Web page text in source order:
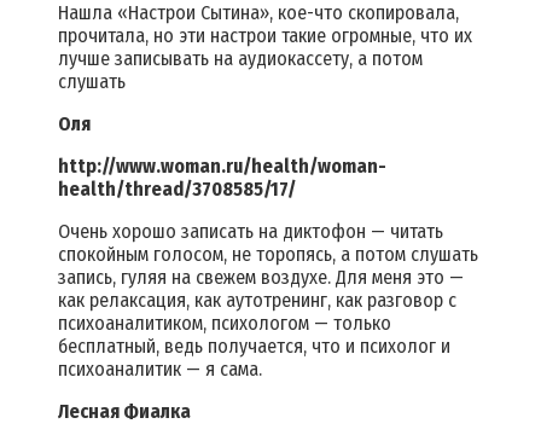
Нашла «Настрои Сытина», кое-что скопировала,
прочитала, но эти настрои такие огромные, что их
лучше записывать на аудиокассету, а потом
слушать
Оля
http://www.woman.ru/health/woman-
health/thread/3708585/17/
Очень хорошо записать на диктофон — читать
спокойным голосом, не торопясь, а потом слушать
запись, гуляя на свежем воздухе. Для меня это —
как релаксация, как аутотренинг, как разговор с
психоаналитиком, психологом — только
бесплатный, ведь получается, что и психолог и
психоаналитик — я сама.
Лесная Фиалка